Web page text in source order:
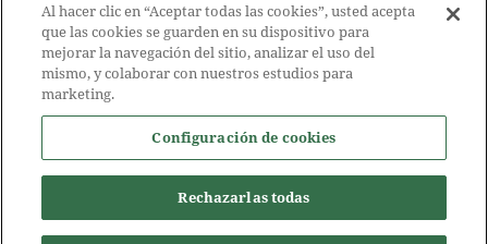
Al hacer clic en “Aceptar todas las cookies”, usted acepta
que las cookies se guarden en su dispositivo para
mejorar la navegación del sitio, analizar el uso del
mismo, y colaborar con nuestros estudios para
marketing.
Configuración de cookies
Rechazarlas todas